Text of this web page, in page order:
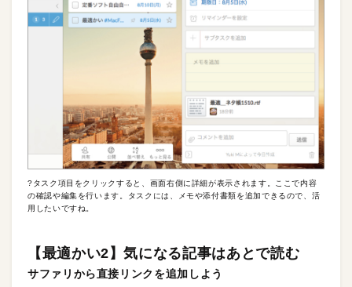
?タスク項目をクリックすると、画面右側に詳細が表示されます。ここで内容
の確認や編集を行います。タスクには、メモや添付書類を追加できるので、活
用したいですね。
【最適かい2】気になる記事はあとで読む
サファリから直接リンクを追加しよう